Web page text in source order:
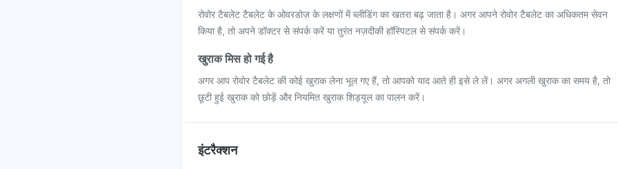
रोवोर टैबलेट टैबलेट के ओवरडोज़ के लक्षणों में ब्लीडिंग का खतरा बढ़ जाता है। अगर आपने रोवोर टैबलेट का अधिकतम सेवन
किया है, तो अपने डॉक्टर से संपर्क करें या तुरंत नज़दीकी हॉस्पिटल से संपर्क करें।
खुराक मिस हो गई है
अगर आप रोवोर टैबलेट की कोई खुराक लेना भूल गए हैं, तो आपको याद आते ही इसे ले लें। अगर अगली खुराक का समय है, तो
छूटी हुई खुराक को छोड़ें और नियमित खुराक शिड्यूल का पालन करें।
इंटरैक्शन